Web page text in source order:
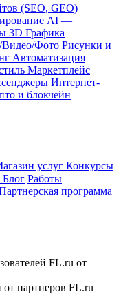
(SEO, GEO)
AI —
3D Графика
Видео/Фото Рисунки и
Автоматизация
Маркетплейс
Интернет-
и блокчейн
услуг Конкурсы
Блог Работы
программа
FL.ru от
партнеров FL.ru